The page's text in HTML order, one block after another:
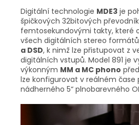
Digitální technologie MDE3 je
špičkových 32bitových
femtosekundovými takty, které
všech digitálních stereo
a DSD, k nimž lze přistupovat z
digitálních vstupů. Model 891 je
výkonným MM a MC phono
lze konfigurovat v reálném
nádherného 5“ plnobarevného